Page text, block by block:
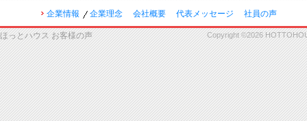
企業情報 企業理念 会社概要 代表メッセージ 社員の声
ほっとハウス お客様の声 Copyright ©2026